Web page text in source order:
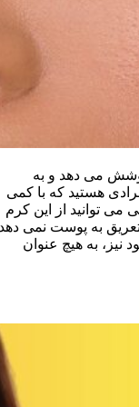
می دهد و به
هستید که با کمی
توانید از این کرم
تعریق به پوست نمی
به هیچ عنوان